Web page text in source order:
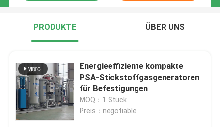
PRODUKTE ÜBER UNS
Energieeffiziente kompakte
PSA-Stickstoffgasgeneratoren
für Befestigungen
MOQ：1 Stück
Preis：negotiable